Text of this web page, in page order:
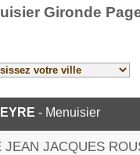
Gironde
- Menuisier
JEAN JACQUES